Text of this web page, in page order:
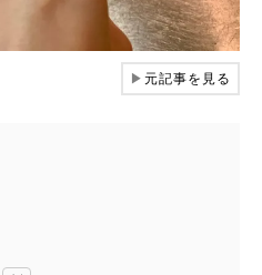
▶元記事を見る